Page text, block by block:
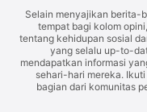
Selain menyajikan berita-
tempat bagi kolom
tentang kehidupan sosial
yang selalu up-to-
mendapatkan informasi
sehari-hari mereka.
bagian dari komunitas